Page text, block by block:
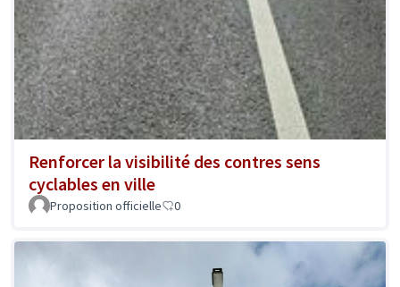
Renforcer la visibilité des contres sens
cyclables en ville
Proposition officielle 0